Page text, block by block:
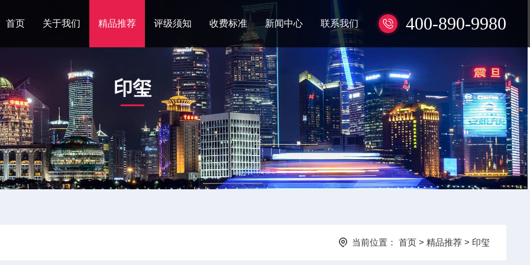
400-890-9980
首页 关于我们 精品推荐 评级须知 收费标准 新闻中心 联系我们
印玺
当前位置： 首页> 精品推荐> 印玺